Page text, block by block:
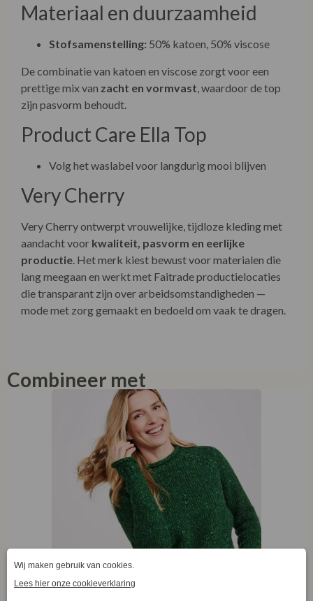
Materiaal en duurzaamheid
Stofsamenstelling: 50% katoen, 50% viscose
De combinatie van katoen en viscose zorgt voor een
prettige mix van zacht en vormvast , waardoor de top
zijn pasvorm behoudt.
Product Care Ella Top
Volg het waslabel voor langdurig mooi blijven
Very Cherry
Very Cherry ontwerpt vrouwelijke, tijdloze kleding met
aandacht voor kwaliteit, pasvorm en eerlijke
productie. Het merk kiest bewust voor materialen die
lang meegaan en werkt met Faitrade productielocaties
die transparant zijn over arbeidsomstandigheden —
mode met zorg gemaakt en bedoeld om vaak te dragen.
Combineer met